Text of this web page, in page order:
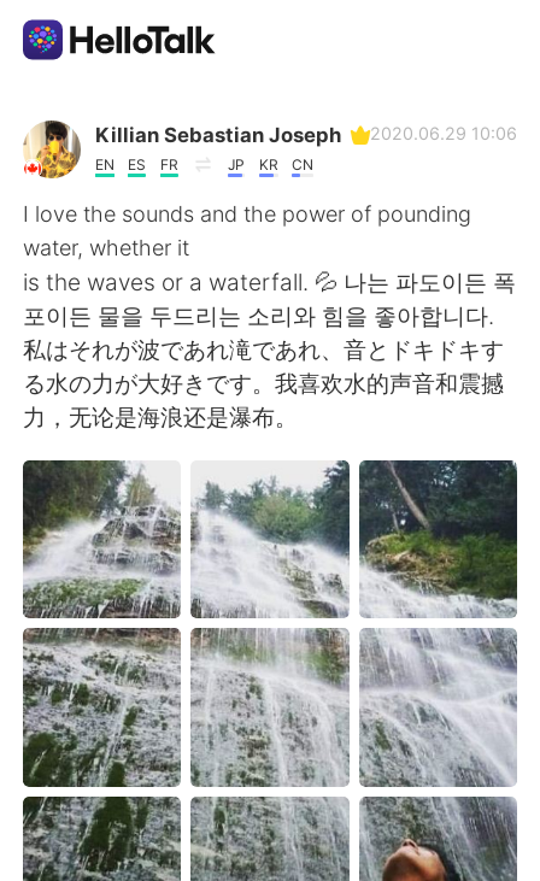
언어 교환 앱
AI Grammar Checker
한국어
English 简体中文
繁體中文 Español
العربية Français
Deutsch 日本語
Русский ไทย
Indonesia Italiano
Türkçe Tiếng Việt
Português
Killian Sebastian Joseph
EN ES FR JP KR CN
2020.06.29 10:06
I love the sounds and the power of pounding
water, whether it
is the waves or a waterfall. 💦 나는 파도이든 폭
포이든 물을 두드리는 소리와 힘을 좋아합니다.
私はそれが波であれ滝であれ、音とドキドキす
る水の力が大好きです。我喜欢水的声音和震撼
力，无论是海浪还是瀑布。